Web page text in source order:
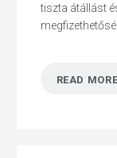
tiszta átállást
READ MORE